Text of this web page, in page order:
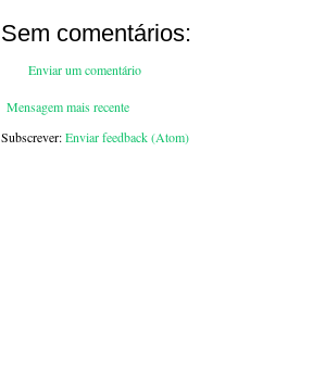
Sem comentários:
Enviar um comentário
Mensagem mais recente
Subscrever:Enviar feedback (Atom)